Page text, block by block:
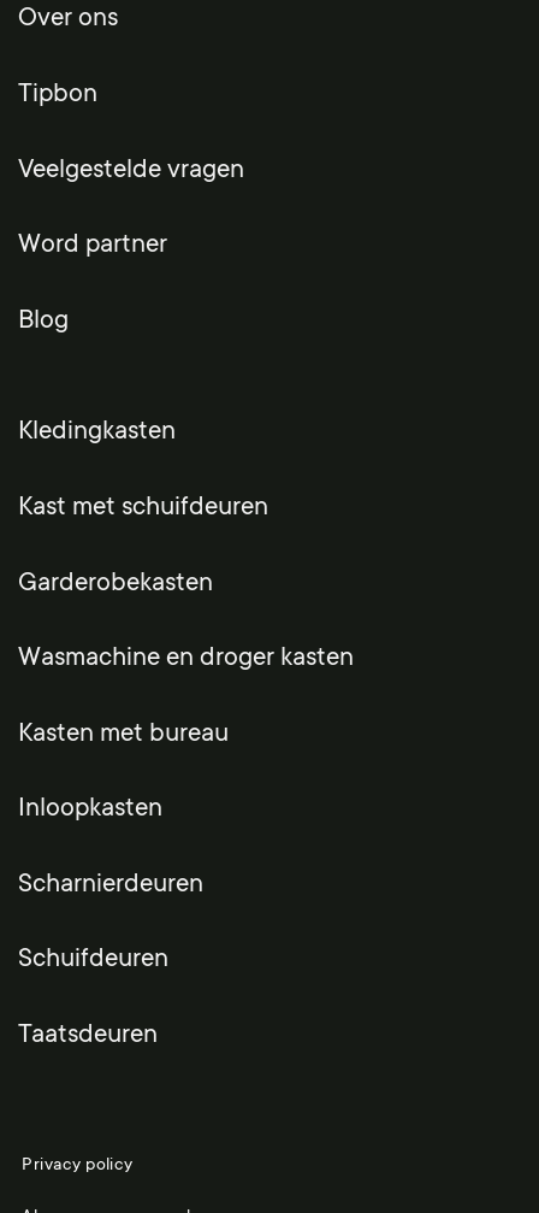
Over ons
Tipbon
Veelgestelde vragen
Word partner
Blog
Kledingkasten
Kast met schuifdeuren
Garderobekasten
Wasmachine en droger kasten
Kasten met bureau
Inloopkasten
Scharnierdeuren
Schuifdeuren
Taatsdeuren
Privacy policy